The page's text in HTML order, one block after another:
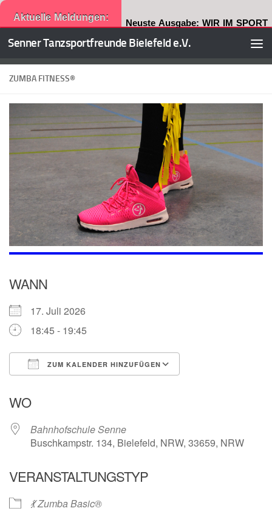
Aktuelle Meldungen: Neuste Ausgabe: WIR IM SPORT
Zum Inhalt springen
Senner Tanzsportfreunde Bielefeld e.V.
ZUMBA FITNESS®
WANN
17. Juli 2026
18:45 - 19:45
ZUM KALENDER HINZUFÜGEN
WO
Bahnhofschule Senne
Buschkampstr. 134, Bielefeld, NRW, 33659, NRW
VERANSTALTUNGSTYP
💃 Zumba Basic®